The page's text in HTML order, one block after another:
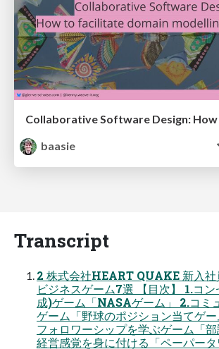
baasie
Transcript
2 株式会社HEART QUAKE 新入社
ビジネスゲーム7選 【目次】 1.コ
成)ゲーム「NASAゲーム」 2.コミ
ゲーム「野球のポジション当てゲー
フォロワーシップを学ぶゲーム「
経営感覚を身に付ける「ペーパー